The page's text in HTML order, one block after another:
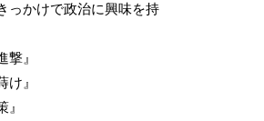
っかけで政治に興味を持
撃』
け』